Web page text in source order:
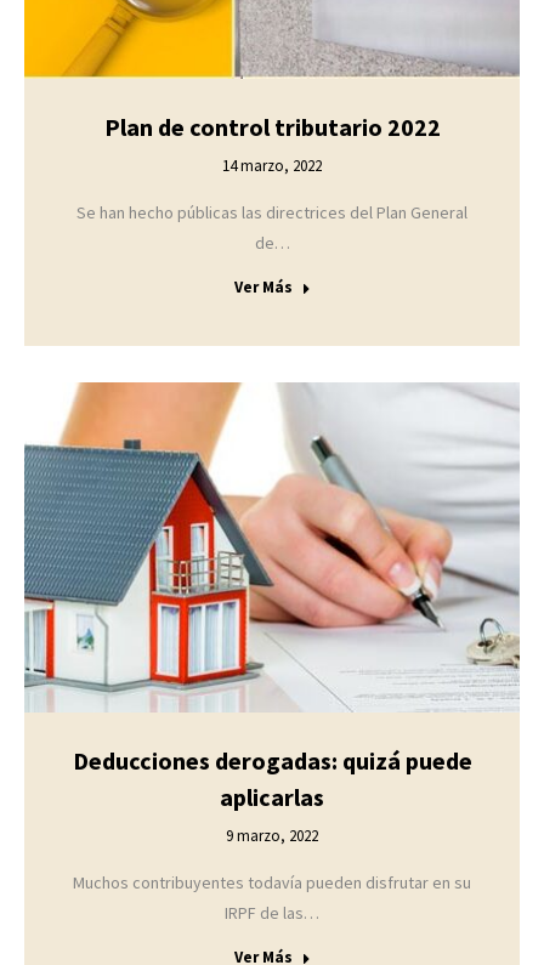
Plan de control tributario 2022
14 marzo, 2022
Se han hecho públicas las directrices del Plan General
de…
Ver Más
Deducciones derogadas: quizá puede
aplicarlas
9 marzo, 2022
Muchos contribuyentes todavía pueden disfrutar en su
IRPF de las…
Ver Más